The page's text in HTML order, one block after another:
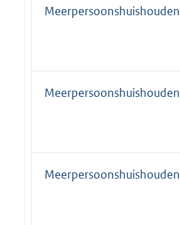
Meerpersoonshuishouden
Meerpersoonshuishouden
Meerpersoonshuishouden